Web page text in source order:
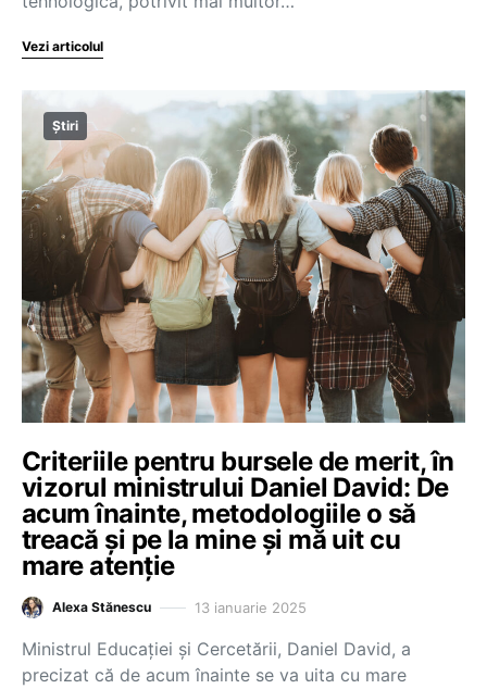
Vezi articolul
Știri
Criteriile pentru bursele de merit, în
vizorul ministrului Daniel David: De
acum înainte, metodologiile o să
treacă și pe la mine și mă uit cu
mare atenție
Alexa Stănescu 13 ianuarie 2025
Ministrul Educației și Cercetării, Daniel David, a
precizat că de acum înainte se va uita cu mare